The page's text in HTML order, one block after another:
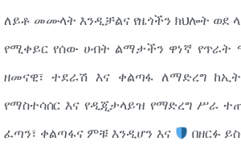
ለይቶ መሙላት እንዲቻልና የዜጎችን ክህሎት ወደ
የሚቀይር የሰው ሀብት ልማታችን ዋነኛ የጥራት
ዘመናዊ፣ ተደራሽ እና ቀልጣፋ ለማድረግ
የማስተሳሰር እና የዲጂታላይዝ የማድረግ ሥራ
ፈጣን፣ ቀልጣፋና ምቹ እንዲሆን እና በዘርፉ